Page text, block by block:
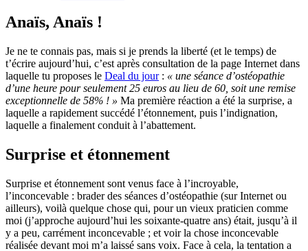
Anaïs, Anaïs !
Je ne te connais pas, mais si je prends la liberté (et le temps) de
t’écrire aujourd’hui, c’est après consultation de la page Internet dans
laquelle tu proposes le Deal du jour: « une séance d’ostéopathie
d’une heure pour seulement 25 euros au lieu de 60, soit une remise
exceptionnelle de 58% ! » Ma première réaction a été la surprise, a
laquelle a rapidement succédé l’étonnement, puis l’indignation,
laquelle a finalement conduit à l’abattement.
Surprise et étonnement
Surprise et étonnement sont venus face à l’incroyable,
l’inconcevable : brader des séances d’ostéopathie (sur Internet ou
ailleurs), voilà quelque chose qui, pour un vieux praticien comme
moi (j’approche aujourd’hui les soixante-quatre ans) était, jusqu’à il
y a peu, carrément inconcevable ; et voir la chose inconcevable
réalisée devant moi m’a laissé sans voix. Face à cela, la tentation a